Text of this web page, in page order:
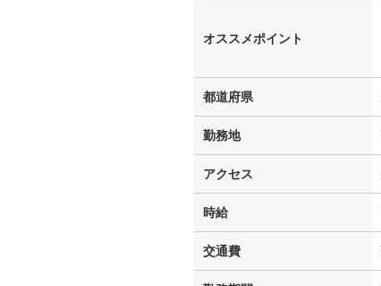
オススメポイント
都道府県
勤務地
アクセス
時給
交通費